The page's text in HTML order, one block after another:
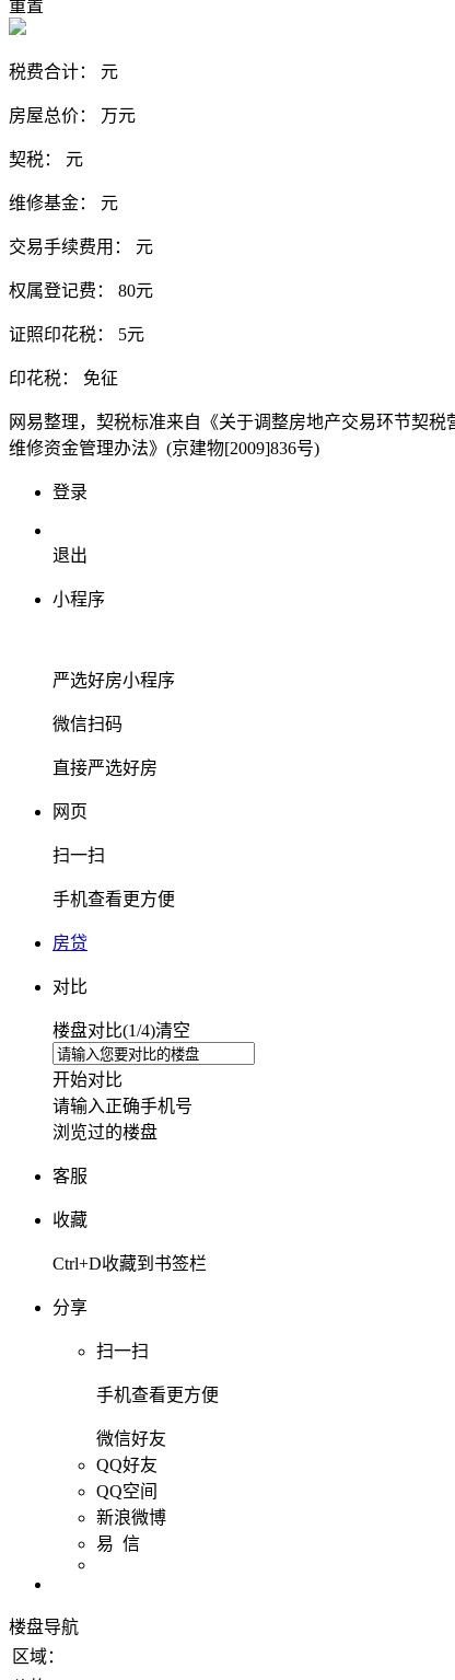
重置
税费合计： 元
房屋总价： 万元
契税： 元
维修基金： 元
交易手续费用： 元
权属登记费： 80元
证照印花税： 5元
印花税： 免征
网易整理，契税标准来自《关于调整房地产交易环节契
维修资金管理办法》(京建物[2009]836号)
登录
退出
小程序
严选好房小程序
微信扫码
直接严选好房
网页
扫一扫
手机查看更方便
房贷
对比
楼盘对比(1/4)清空
开始对比
请输入正确手机号
浏览过的楼盘
客服
收藏
Ctrl+D收藏到书签栏
分享
扫一扫
手机查看更方便
微信好友
QQ好友
QQ空间
新浪微博
易 信
楼盘导航
区域：